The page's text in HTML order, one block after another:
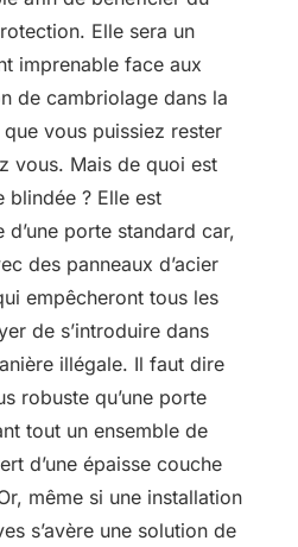
Elle sera un
imprenable face aux
de cambriolage dans la
vous puissiez rester
vous. Mais de quoi est
blindée ? Elle est
porte standard car,
des panneaux d’acier
empêcheront tous les
de s’introduire dans
illégale. Il faut dire
robuste qu’une porte
tout un ensemble de
d’une épaisse couche
même si une installation
s’avère une solution de